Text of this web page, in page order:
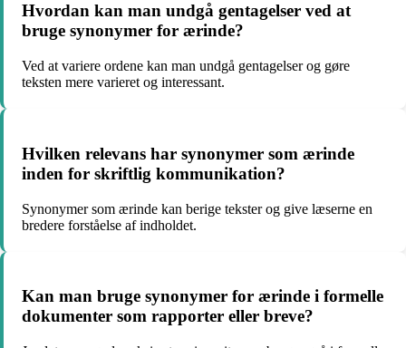
Hvordan kan man undgå gentagelser ved at
bruge synonymer for ærinde?
Ved at variere ordene kan man undgå gentagelser og gøre
teksten mere varieret og interessant.
Hvilken relevans har synonymer som ærinde
inden for skriftlig kommunikation?
Synonymer som ærinde kan berige tekster og give læserne en
bredere forståelse af indholdet.
Kan man bruge synonymer for ærinde i formelle
dokumenter som rapporter eller breve?